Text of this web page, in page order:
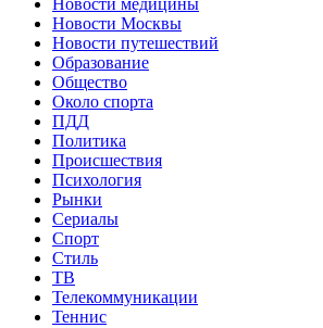
Новости медицины
Новости Москвы
Новости путешествий
Образование
Общество
Около спорта
ПДД
Политика
Происшествия
Психология
Рынки
Сериалы
Спорт
Стиль
ТВ
Телекоммуникации
Теннис